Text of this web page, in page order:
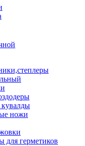
ножи
для герметиков